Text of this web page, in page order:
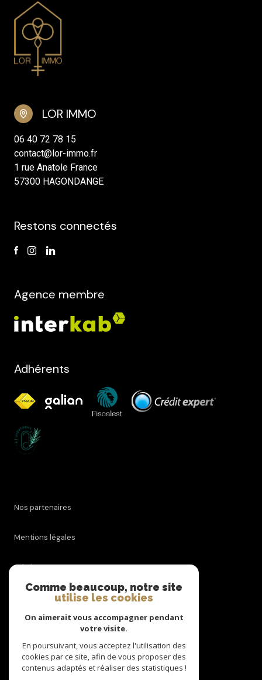
LOR IMMO
06 40 72 78 15
contact@lor-immo.fr
1 rue Anatole France
57300 HAGONDANGE
Restons connectés
Agence membre
Adhérents
Nos partenaires
Mentions légales
Admin
Nos honoraires
Cookies
Comme beaucoup, notre site
utilise les cookies
On aimerait vous accompagner pendant
votre visite.
En poursuivant, vous acceptez l'utilisation des
cookies par ce site, afin de vous proposer des
contenus adaptés et réaliser des statistiques !